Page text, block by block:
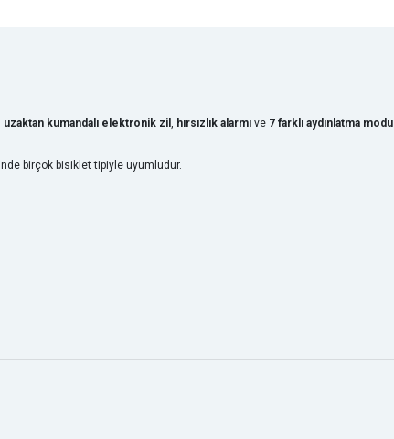
uzaktan kumandalı elektronik zil , hırsızlık alarmı ve 7 farklı aydınlatma modu
birçok bisiklet tipiyle uyumludur.